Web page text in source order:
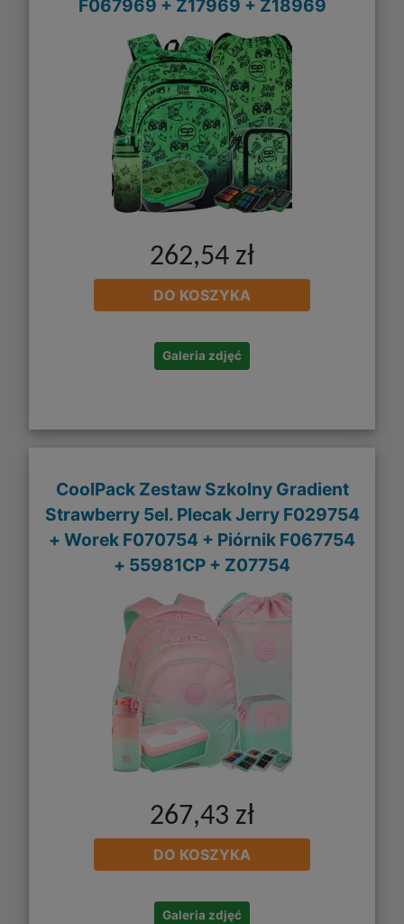
F067969 + Z17969 + Z18969
262,54 zł
DO KOSZYKA
Galeria zdjęć
CoolPack Zestaw Szkolny Gradient
Strawberry 5el. Plecak Jerry F029754
+ Worek F070754 + Piórnik F067754
+ 55981CP + Z07754
267,43 zł
DO KOSZYKA
Galeria zdjęć